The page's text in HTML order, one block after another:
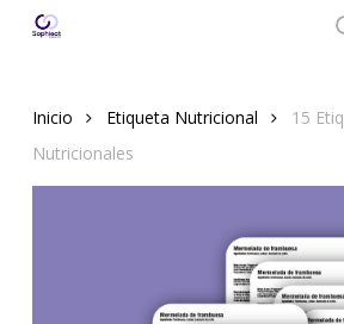
contentInicio Etiqueta Nutricional
15
Nutricionales